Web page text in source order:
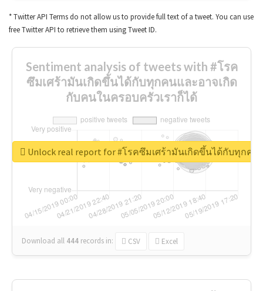
* Twitter API Terms do not allow us to provide full text of a tweet. You can use
free Twitter API to retrieve them using Tweet ID.
Sentiment analysis of tweets with #โรค
ซึมเศร้ามันเกิดขึ้นได้กับทุกคนและอาจเกิด
กับคนในครอบครัวเราก็ได้
Download all 444 records in: CSV Excel
Unlock real report for #โรคซึมเศร้ามันเกิดขึ้นได้กับทุกค